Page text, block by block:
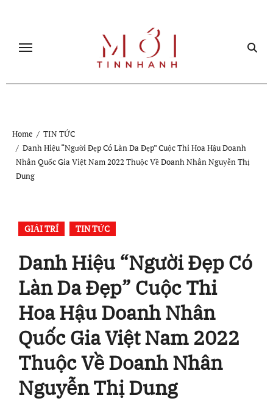
content
Home
TIN TỨC
Danh Hiệu “Người Đẹp Có Làn Da Đẹp” Cuộc Thi Hoa Hậu Doanh
Nhân Quốc Gia Việt Nam 2022 Thuộc Về Doanh Nhân Nguyễn Thị
Dung
GIẢI TRÍ TIN TỨC
Danh Hiệu “Người Đẹp Có
Làn Da Đẹp” Cuộc Thi
Hoa Hậu Doanh Nhân
Quốc Gia Việt Nam 2022
Thuộc Về Doanh Nhân
Nguyễn Thị Dung